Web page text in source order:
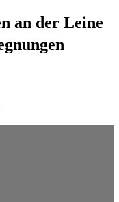
an der Leine